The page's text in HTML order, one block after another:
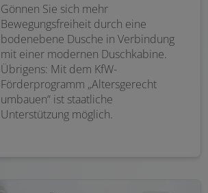
Gönnen Sie sich mehr
Bewegungsfreiheit durch eine
bodenebene Dusche in Verbindung
mit einer modernen Duschkabine.
Übrigens: Mit dem KfW-
Förderprogramm „Altersgerecht
umbauen“ ist staatliche
Unterstützung möglich.